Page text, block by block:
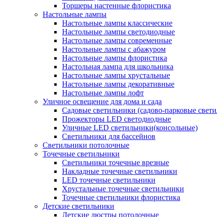
Торшеры настенные флористика
Настольные лампы
Настольные лампы классические
Настольные лампы светодиодные
Настольные лампы современные
Настольные лампы с абажуром
Настольные лампы флористика
Настольная лампа для школьника
Настольные лампы хрустальные
Настольные лампы декоративные
Настольные лампы лофт
Уличное освещение для дома и сада
Садовые светильники (садово-парковые
Прожекторы LED светодиодные
Уличные LED светильники(консольные)
Светильники для бассейнов
Светильники потолочные
Точечные светильники
Светильники точечные врезные
Накладные точечные светильники
LED точечные светильники
Хрустальные точечные светильники
Точечные светильники флористика
Детские светильники
Детские люстры потолочные